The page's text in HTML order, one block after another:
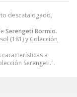
descatalogado,
Serengeti Bormio.
(181) y Colección
a
Serengeti.".